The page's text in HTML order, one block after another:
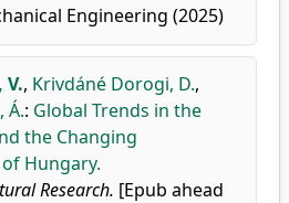
Engineering (2025)
, Krivdáné Dorogi, D.,
Á.: Global Trends in the
the Changing
Hungary.
Research. [Epub ahead